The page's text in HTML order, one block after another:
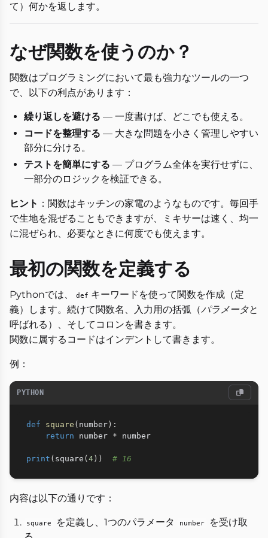
て）何かを返します。
なぜ関数を使うのか？
関数はプログラミングにおいて最も強力なツールの一つ
で、以下の利点があります：
繰り返しを避ける — 一度書けば、どこでも使える。
コードを整理する — 大きな問題を小さく管理しやすい
部分に分ける。
テストを簡単にする — プログラム全体を実行せずに、
一部分のロジックを検証できる。
ヒント ：関数はキッチンの家電のようなものです。毎回手
で生地を混ぜることもできますが、ミキサーは速く、均一
に混ぜられ、必要なときに何度でも使えます。
最初の関数を定義する
Pythonでは、 def キーワードを使って関数を作成（定
義）します。続けて関数名、入力用の括弧（パラメータと
呼ばれる）、そしてコロンを書きます。
関数に属するコードはインデントして書きます。
例：
PYTHON
def square ( number ) :
return number * number
print ( square ( 4 ) ) # 16
内容は以下の通りです：
square を定義し、1つのパラメータ number
を受け取